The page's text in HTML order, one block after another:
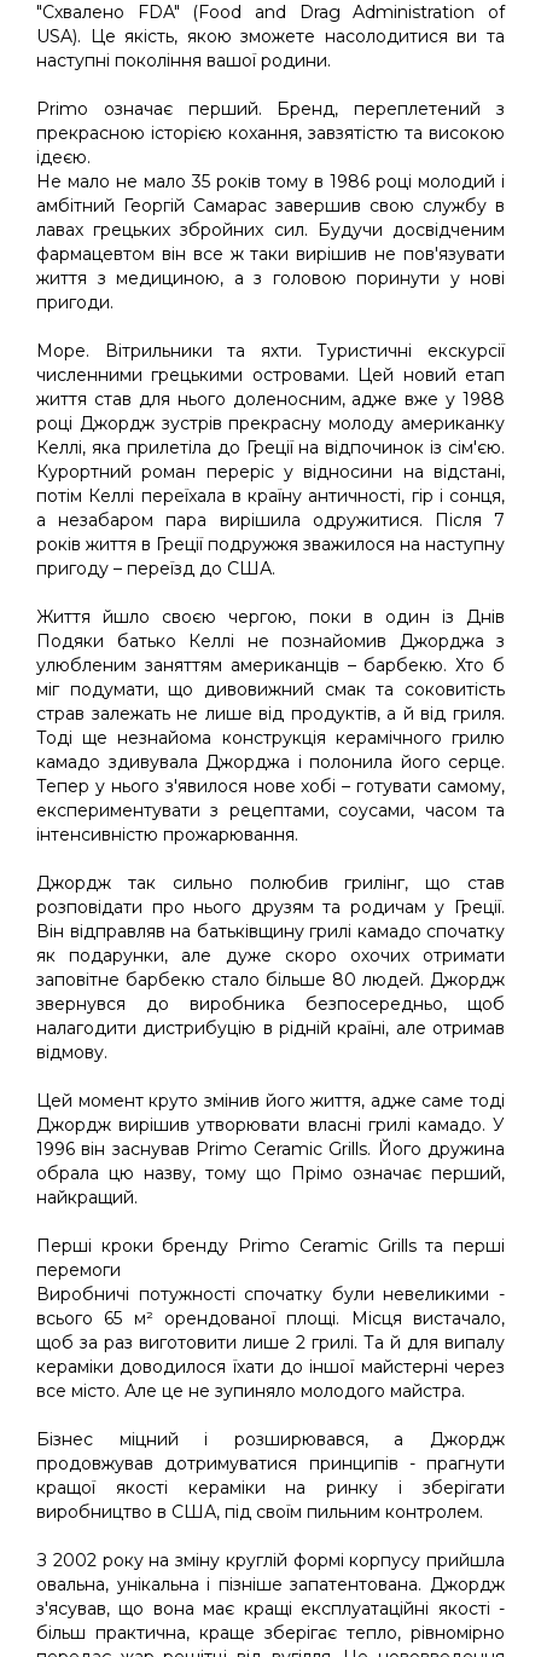
"Схвалено FDA" (Food and Drag Administration of
USA). Це якість, якою зможете насолодитися ви та
наступні покоління вашої родини.
Primo означає перший. Бренд, переплетений з
прекрасною історією кохання, завзятістю та високою
ідеєю.
Не мало не мало 35 років тому в 1986 році молодий і
амбітний Георгій Самарас завершив свою службу в
лавах грецьких збройних сил. Будучи досвідченим
фармацевтом він все ж таки вирішив не пов'язувати
життя з медициною, а з головою поринути у нові
пригоди.
Море. Вітрильники та яхти. Туристичні екскурсії
численними грецькими островами. Цей новий етап
життя став для нього доленосним, адже вже у 1988
році Джордж зустрів прекрасну молоду американку
Келлі, яка прилетіла до Греції на відпочинок із сім'єю.
Курортний роман переріс у відносини на відстані,
потім Келлі переїхала в країну античності, гір і сонця,
а незабаром пара вирішила одружитися. Після 7
років життя в Греції подружжя зважилося на наступну
пригоду – переїзд до США.
Життя йшло своєю чергою, поки в один із Днів
Подяки батько Келлі не познайомив Джорджа з
улюбленим заняттям американців – барбекю. Хто б
міг подумати, що дивовижний смак та соковитість
страв залежать не лише від продуктів, а й від гриля.
Тоді ще незнайома конструкція керамічного грилю
камадо здивувала Джорджа і полонила його серце.
Тепер у нього з'явилося нове хобі – готувати самому,
експериментувати з рецептами, соусами, часом та
інтенсивністю прожарювання.
Джордж так сильно полюбив грилінг, що став
розповідати про нього друзям та родичам у Греції.
Він відправляв на батьківщину грилі камадо спочатку
як подарунки, але дуже скоро охочих отримати
заповітне барбекю стало більше 80 людей. Джордж
звернувся до виробника безпосередньо, щоб
налагодити дистрибуцію в рідній країні, але отримав
відмову.
Цей момент круто змінив його життя, адже саме тоді
Джордж вирішив утворювати власні грилі камадо. У
1996 він заснував Primo Ceramic Grills. Його дружина
обрала цю назву, тому що Прімо означає перший,
найкращий.
Перші кроки бренду Primo Ceramic Grills та перші
перемоги
Виробничі потужності спочатку були невеликими -
всього 65 м² орендованої площі. Місця вистачало,
щоб за раз виготовити лише 2 грилі. Та й для випалу
кераміки доводилося їхати до іншої майстерні через
все місто. Але це не зупиняло молодого майстра.
Бізнес міцний і розширювався, а Джордж
продовжував дотримуватися принципів - прагнути
кращої якості кераміки на ринку і зберігати
виробництво в США, під своїм пильним контролем.
З 2002 року на зміну круглій формі корпусу прийшла
овальна, унікальна і пізніше запатентована. Джордж
з'ясував, що вона має кращі експлуатаційні якості -
більш практична, краще зберігає тепло, рівномірно